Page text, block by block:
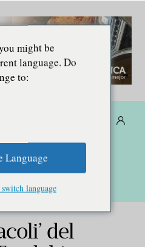
del
might be
language. Do
to:
Language
language